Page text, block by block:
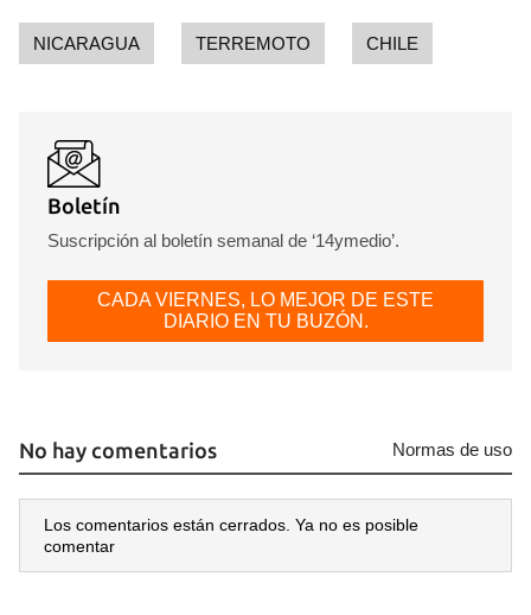
Para poder guardar como favorito, primero has de
iniciar sesión con tu cuenta de 14ymedio.
NICARAGUA TERREMOTO CHILE
Boletín
Suscripción al boletín semanal de ‘14ymedio’.
CADA VIERNES, LO MEJOR DE ESTE
DIARIO EN TU BUZÓN.
No hay comentarios Normas de uso
Los comentarios están cerrados. Ya no es posible
comentar